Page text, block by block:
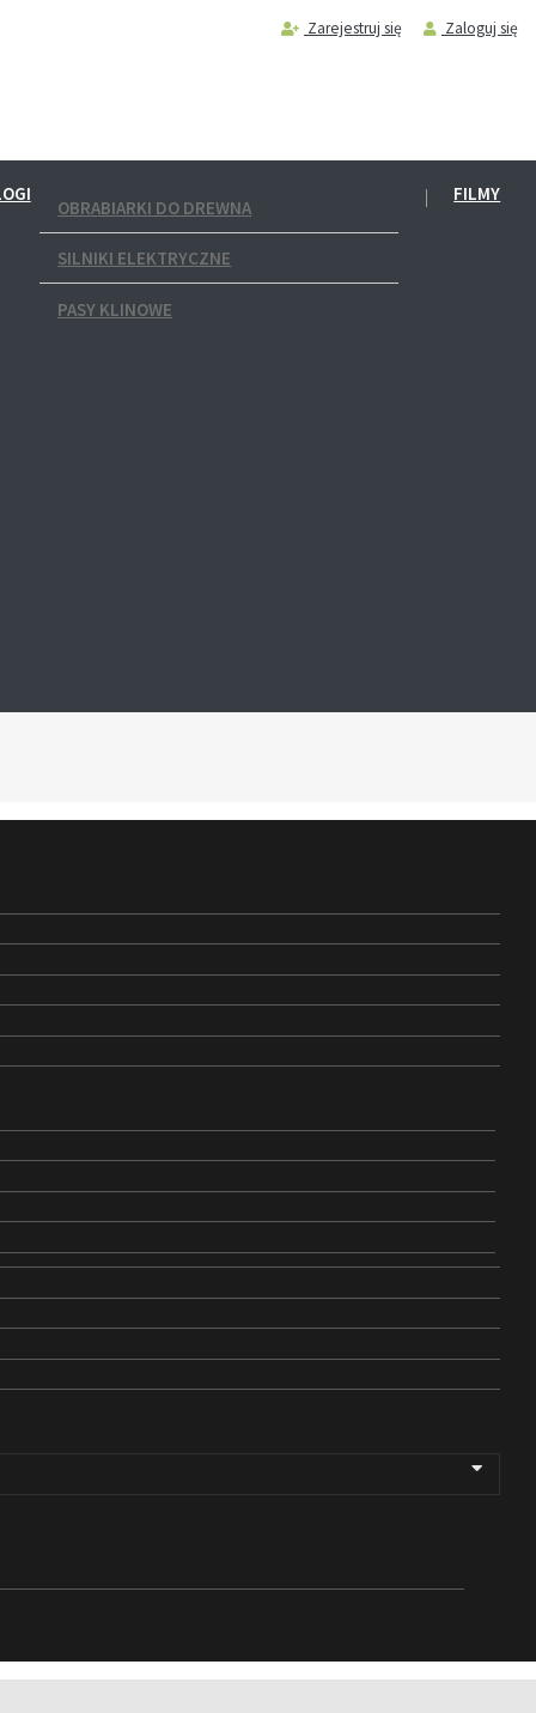
Zarejestruj się Zaloguj się
OBRABIARKI DO DREWNA
SILNIKI ELEKTRYCZNE
PASY KLINOWE
FILMY